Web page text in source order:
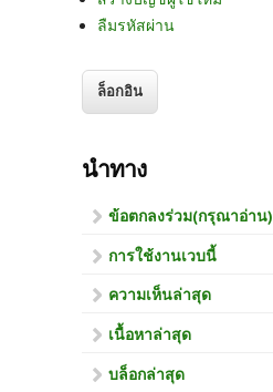
ลืมรหัสผ่าน
นำทาง
ข้อตกลงร่วม(กรุณาอ่าน)
การใช้งานเวบนี้
ความเห็นล่าสุด
เนื้อหาล่าสุด
บล็อกล่าสุด